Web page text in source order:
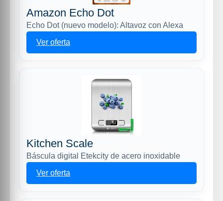
Amazon Echo Dot
Echo Dot (nuevo modelo): Altavoz con Alexa
Ver oferta
Kitchen Scale
Báscula digital Etekcity de acero inoxidable
Ver oferta